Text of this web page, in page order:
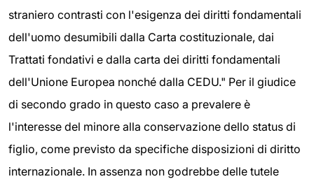
straniero contrasti con l'esigenza dei diritti fondamentali
dell'uomo desumibili dalla Carta costituzionale, dai
Trattati fondativi e dalla carta dei diritti fondamentali
dell'Unione Europea nonché dalla CEDU." Per il giudice
di secondo grado in questo caso a prevalere è
l'interesse del minore alla conservazione dello status di
figlio, come previsto da specifiche disposizioni di diritto
internazionale. In assenza non godrebbe delle tutele